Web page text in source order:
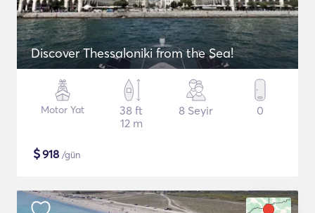
Discover Thessaloniki from the Sea!
Motor Yat
38 ft
12 m
8 Seyir 0
$918 /gün